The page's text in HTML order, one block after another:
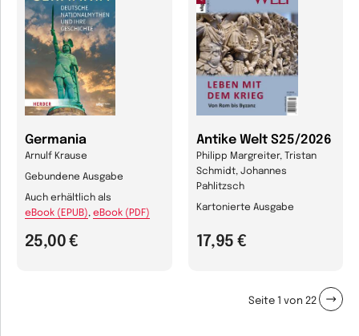
Germania
Arnulf Krause
Gebundene Ausgabe
25,00 €
Auch erhältlich als
eBook (EPUB), eBook (PDF)
Antike Welt S25/2026
Philipp Margreiter, Tristan
Schmidt, Johannes
Pahlitzsch
Kartonierte Ausgabe
17,95 €
Seite von 22